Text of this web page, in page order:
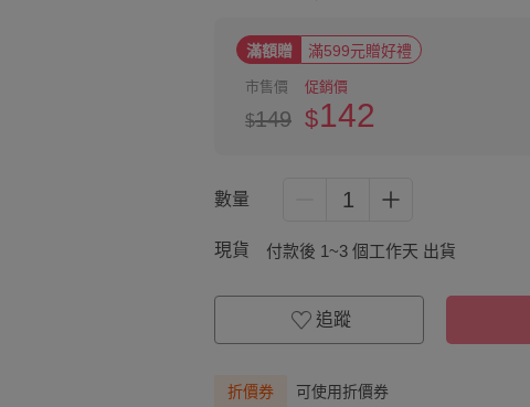
滿額贈 滿599元贈好禮
市售價
$149
促銷價
$142
數量 1
現貨 付款後 1~3 個工作天 出貨
追蹤
折價券 可使用折價券